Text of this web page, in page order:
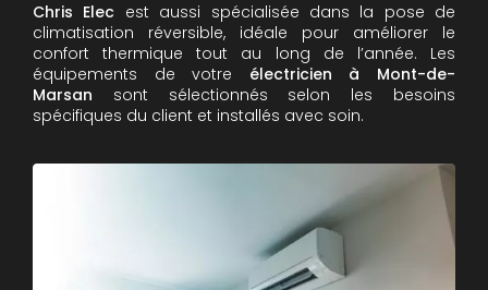
Chris Elec est aussi spécialisée dans la pose de
climatisation réversible, idéale pour améliorer le
confort thermique tout au long de l’année. Les
équipements de votre électricien à Mont-de-
Marsan sont sélectionnés selon les besoins
spécifiques du client et installés avec soin.